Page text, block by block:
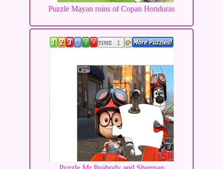
Puzzle Mayan ruins of Copan Honduras